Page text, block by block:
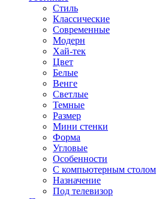
Стиль
Классические
Современные
Модерн
Хай-тек
Цвет
Белые
Венге
Светлые
Темные
Размер
Мини стенки
Форма
Угловые
Особенности
С компьютерным столом
Назначение
Под телевизор